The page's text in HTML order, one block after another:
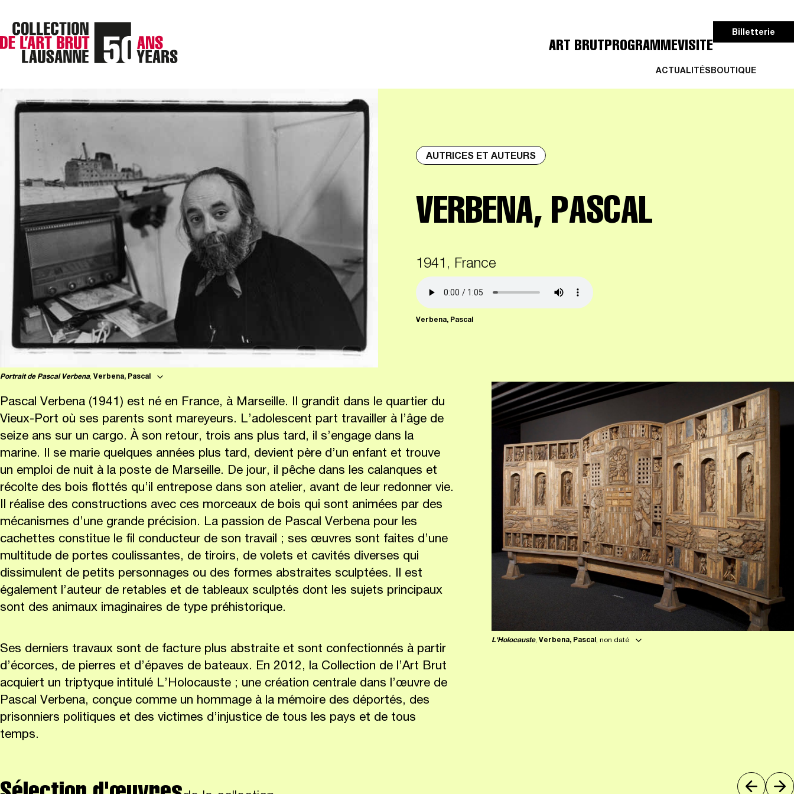
ACTUALITÉSBOUTIQUE
ART BRUTPROGRAMMEVISITE
Billetterie
Portrait de Pascal Verbena, Verbena, Pascal
AUTRICES ET AUTEURS
VERBENA, PASCAL
1941, France
Verbena, Pascal
Pascal Verbena (1941) est né en France, à Marseille. Il grandit dans le quartier du
Vieux-Port où ses parents sont mareyeurs. L’adolescent part travailler à l’âge de
seize ans sur un cargo. À son retour, trois ans plus tard, il s’engage dans la
marine. Il se marie quelques années plus tard, devient père d’un enfant et trouve
un emploi de nuit à la poste de Marseille. De jour, il pêche dans les calanques et
récolte des bois flottés qu’il entrepose dans son atelier, avant de leur redonner vie.
Il réalise des constructions avec ces morceaux de bois qui sont animées par des
mécanismes d’une grande précision. La passion de Pascal Verbena pour les
cachettes constitue le fil conducteur de son travail ; ses œuvres sont faites d’une
multitude de portes coulissantes, de tiroirs, de volets et cavités diverses qui
dissimulent de petits personnages ou des formes abstraites sculptées. Il est
également l’auteur de retables et de tableaux sculptés dont les sujets principaux
sont des animaux imaginaires de type préhistorique.
Ses derniers travaux sont de facture plus abstraite et sont confectionnés à partir
d’écorces, de pierres et d’épaves de bateaux. En 2012, la Collection de l’Art Brut
acquiert un triptyque intitulé L’Holocauste ; une création centrale dans l’œuvre de
Pascal Verbena, conçue comme un hommage à la mémoire des déportés, des
prisonniers politiques et des victimes d’injustice de tous les pays et de tous
temps.
L'Holocauste, Verbena, Pascal, non daté